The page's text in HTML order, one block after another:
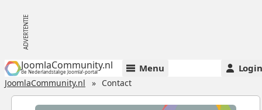
JoomlaCommunity.nl
de Nederlandstalige Joomla!-portal Menu Login
JoomlaCommunity.nl Contact